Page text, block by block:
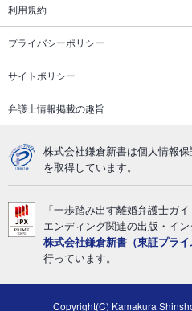
利用規約
プライバシーポリシー
サイトポリシー
弁護士情報掲載の趣旨
株式会社鎌倉新書は個人情報
を取得しています。
「一歩踏み出す離婚弁護士ガ
エンディング関連の出版・イ
株式会社鎌倉新書（東証プライ
行っています。
Copyright(C) Kamakura